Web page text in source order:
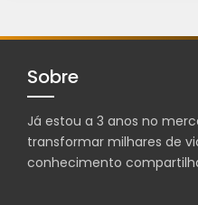
Sobre
Já estou a 3 anos no
transformar milhares de
conhecimento